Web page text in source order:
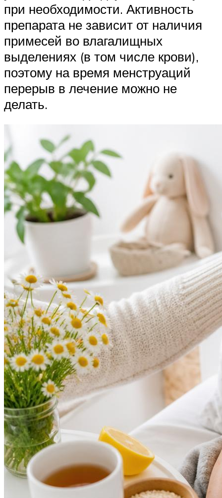
при необходимости. Активность
препарата не зависит от наличия
примесей во влагалищных
выделениях (в том числе крови),
поэтому на время менструаций
перерыв в лечение можно не
делать.